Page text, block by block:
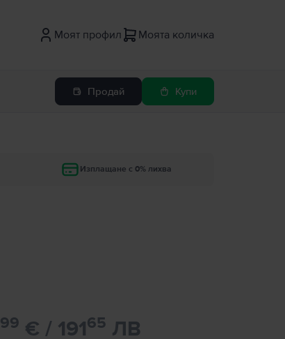
Моят профил Моята количка
Продай Купи
Изплащане с 0% лихва
99 € / 19165 ЛВ